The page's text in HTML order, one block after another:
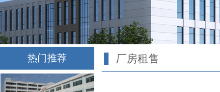
热门推荐 厂房租售